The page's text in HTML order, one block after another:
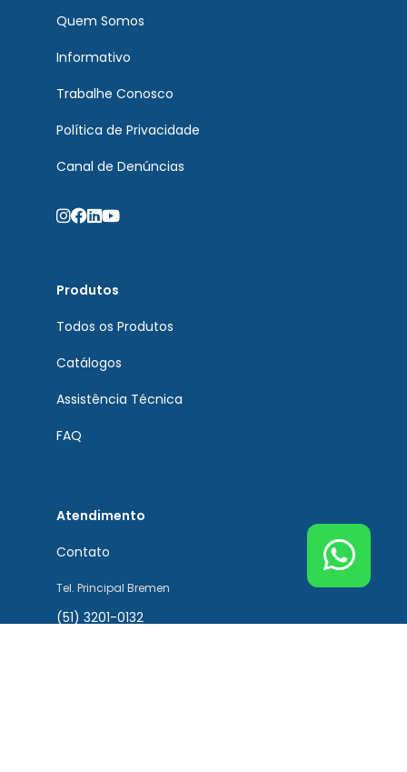
Quem Somos
Informativo
Trabalhe Conosco
Política de Privacidade
Canal de Denúncias
Produtos
Todos os Produtos
Catálogos
Assistência Técnica
FAQ
Atendimento
Contato
Tel. Principal Bremen
(51) 3201-0132